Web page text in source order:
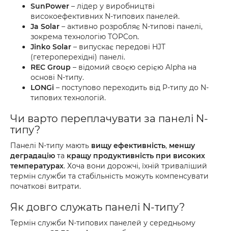
SunPower – лідер у виробництві
високоефективних N-типових панелей.
Ja Solar – активно розробляє N-типові панелі,
зокрема технологію TOPCon.
Jinko Solar – випускає передові HJT
(гетероперехідні) панелі.
REC Group – відомий своєю серією Alpha на
основі N-типу.
LONGi – поступово переходить від P-типу до N-
типових технологій.
Чи варто переплачувати за панелі N-
типу?
Панелі N-типу мають вищу ефективність, меншу
деградацію та кращу продуктивність при високих
температурах. Хоча вони дорожчі, їхній триваліший
термін служби та стабільність можуть компенсувати
початкові витрати.
Як довго служать панелі N-типу?
Термін служби N-типових панелей у середньому